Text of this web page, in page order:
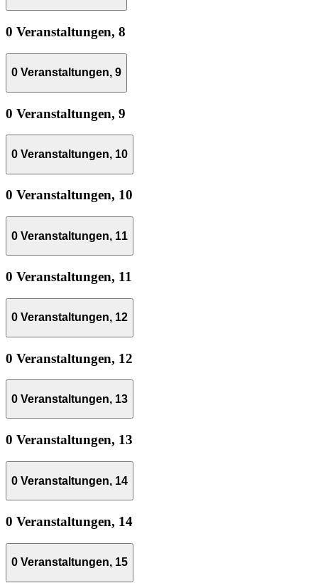
0 Veranstaltungen, 8
0 Veranstaltungen, 9
0 Veranstaltungen, 9
0 Veranstaltungen, 10
0 Veranstaltungen, 10
0 Veranstaltungen, 11
0 Veranstaltungen, 11
0 Veranstaltungen, 12
0 Veranstaltungen, 12
0 Veranstaltungen, 13
0 Veranstaltungen, 13
0 Veranstaltungen, 14
0 Veranstaltungen, 14
0 Veranstaltungen, 15